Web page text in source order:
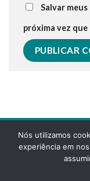
Salvar
próxima vez
Nós utilizamos
experiência em